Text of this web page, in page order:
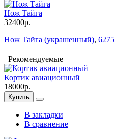
Нож Тайга
32400р.
Нож Тайга (украшенный), 6275
Рекомендуемые
Кортик авиационный
18000р.
Купить
В закладки
В сравнение